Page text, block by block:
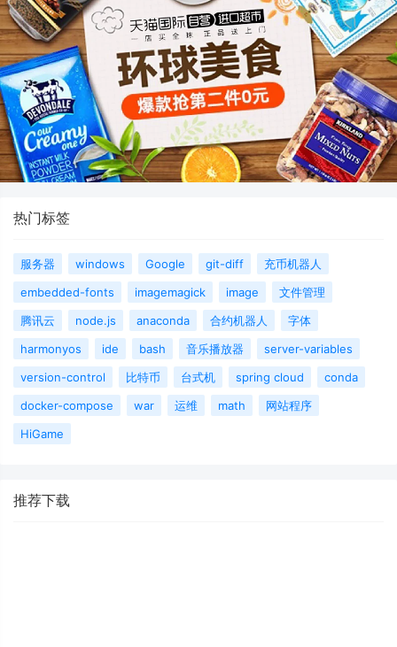
热门标签
服务器 windows Google git-diff
充币机器人
embedded-fonts
imagemagick image
文件管理
腾讯云
node.js anaconda 合约机器人
字体
harmonyos
ide bash 音乐播放器
server-variables
version-control
比特币 台式机 spring cloud
conda
docker-compose
war 运维 math
网站程序
HiGame
推荐下载